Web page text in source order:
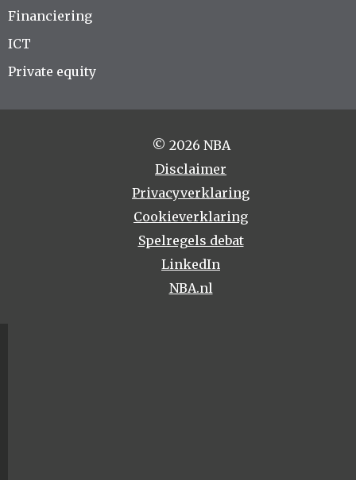
Financiering
ICT
Private equity
© 2026 NBA
Disclaimer
Privacyverklaring
Cookieverklaring
Spelregels debat
LinkedIn
NBA.nl